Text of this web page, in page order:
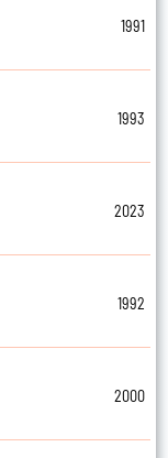
1991
1993
2023
1992
2000